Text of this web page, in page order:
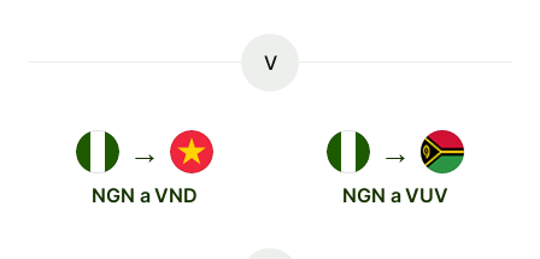
V
→
NGN a VND
→
NGN a VUV